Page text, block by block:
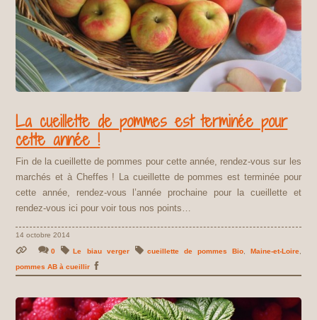
La cueillette de pommes est terminée pour
cette année !
Fin de la cueillette de pommes pour cette année, rendez-vous sur les
marchés et à Cheffes ! La cueillette de pommes est terminée pour
cette année, rendez-vous l’année prochaine pour la cueillette et
rendez-vous ici pour voir tous nos points…
14 octobre 2014
0 Le biau verger cueillette de pommes Bio, Maine-et-Loire,
pommes AB à cueillir